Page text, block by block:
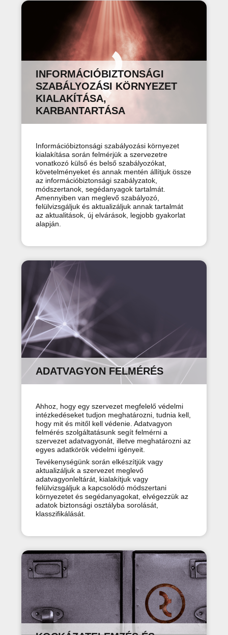
INFORMÁCIÓBIZTONSÁGI
SZABÁLYOZÁSI KÖRNYEZET
KIALAKÍTÁSA,
KARBANTARTÁSA
Információbiztonsági szabályozási környezet
kialakítása során felmérjük a szervezetre
vonatkozó külső és belső szabályozókat,
követelményeket és annak mentén állítjuk össze
az információbiztonsági szabályzatok,
módszertanok, segédanyagok tartalmát.
Amennyiben van meglevő szabályozó,
felülvizsgáljuk és aktualizáljuk annak tartalmát
az aktualitások, új elvárások, legjobb gyakorlat
alapján.
ADATVAGYON FELMÉRÉS
Ahhoz, hogy egy szervezet megfelelő védelmi
intézkedéseket tudjon meghatározni, tudnia kell,
hogy mit és mitől kell védenie. Adatvagyon
felmérés szolgáltatásunk segít felmérni a
szervezet adatvagyonát, illetve meghatározni az
egyes adatkörök védelmi igényeit.
Tevékenységünk során elkészítjük vagy
aktualizáljuk a szervezet meglevő
adatvagyonleltárát, kialakítjuk vagy
felülvizsgáljuk a kapcsolódó módszertani
környezetet és segédanyagokat, elvégezzük az
adatok biztonsági osztályba sorolását,
klasszifikálását.